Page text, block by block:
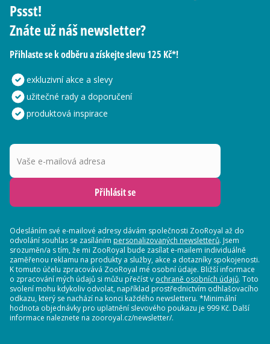
Pssst!
Znáte už náš newsletter?
Přihlaste se k odběru a získejte slevu 125 Kč*!
exkluzivní akce a slevy
užitečné rady a doporučení
produktová inspirace
Vaše e-mailová adresa
Přihlásit se
Odesláním své e-mailové adresy dávám společnosti ZooRoyal až do
odvolání souhlas se zasíláním personalizovaných newsletterů. Jsem
srozuměn/a s tím, že mi ZooRoyal bude zasílat e-mailem individuálně
zaměřenou reklamu na produkty a služby, akce a dotazníky spokojenosti.
K tomuto účelu zpracovává ZooRoyal mé osobní údaje. Bližší informace
o zpracování mých údajů si můžu přečíst v ochraně osobních údajů. Toto
svolení mohu kdykoliv odvolat, například prostřednictvím odhlašovacího
odkazu, který se nachází na konci každého newsletteru. *Minimální
hodnota objednávky pro uplatnění slevového poukazu je 999 Kč. Další
informace naleznete na zooroyal.cz/newsletter/.